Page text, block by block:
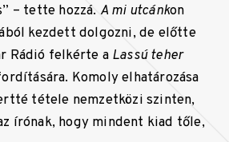
– tette hozzá. A mi utcánkon
kezdett dolgozni, de előtte
Rádió felkérte a Lassú teher
Komoly elhatározása
tétele nemzetközi szinten,
írónak, hogy mindent kiad tőle,